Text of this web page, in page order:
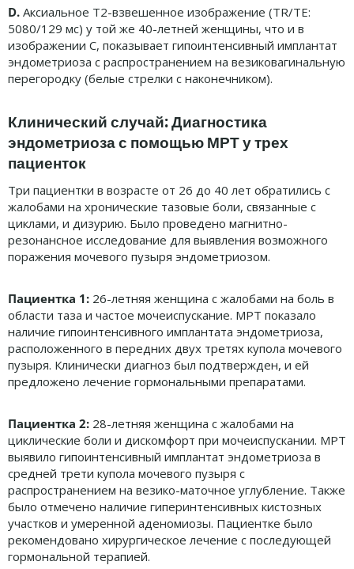
D. Аксиальное T2-взвешенное изображение (TR/TE:
5080/129 мс) у той же 40-летней женщины, что и в
изображении C, показывает гипоинтенсивный имплантат
эндометриоза с распространением на везиковагинальную
перегородку (белые стрелки с наконечником).
Клинический случай: Диагностика
эндометриоза с помощью МРТ у трех
пациенток
Три пациентки в возрасте от 26 до 40 лет обратились с
жалобами на хронические тазовые боли, связанные с
циклами, и дизурию. Было проведено магнитно-
резонансное исследование для выявления возможного
поражения мочевого пузыря эндометриозом.
Пациентка 1: 26-летняя женщина с жалобами на боль в
области таза и частое мочеиспускание. МРТ показало
наличие гипоинтенсивного имплантата эндометриоза,
расположенного в передних двух третях купола мочевого
пузыря. Клинически диагноз был подтвержден, и ей
предложено лечение гормональными препаратами.
Пациентка 2: 28-летняя женщина с жалобами на
циклические боли и дискомфорт при мочеиспускании. МРТ
выявило гипоинтенсивный имплантат эндометриоза в
средней трети купола мочевого пузыря с
распространением на везико-маточное углубление. Также
было отмечено наличие гиперинтенсивных кистозных
участков и умеренной аденомиозы. Пациентке было
рекомендовано хирургическое лечение с последующей
гормональной терапией.